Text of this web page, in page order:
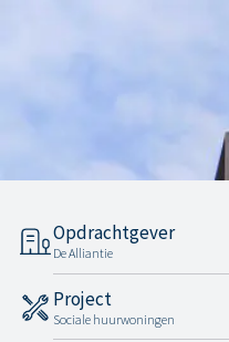
Opdrachtgever
De Alliantie
Project
Sociale huurwoningen